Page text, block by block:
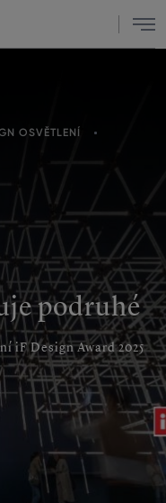
Menu
OSVĚTLENÍ
podruhé
iF Design Award 2025